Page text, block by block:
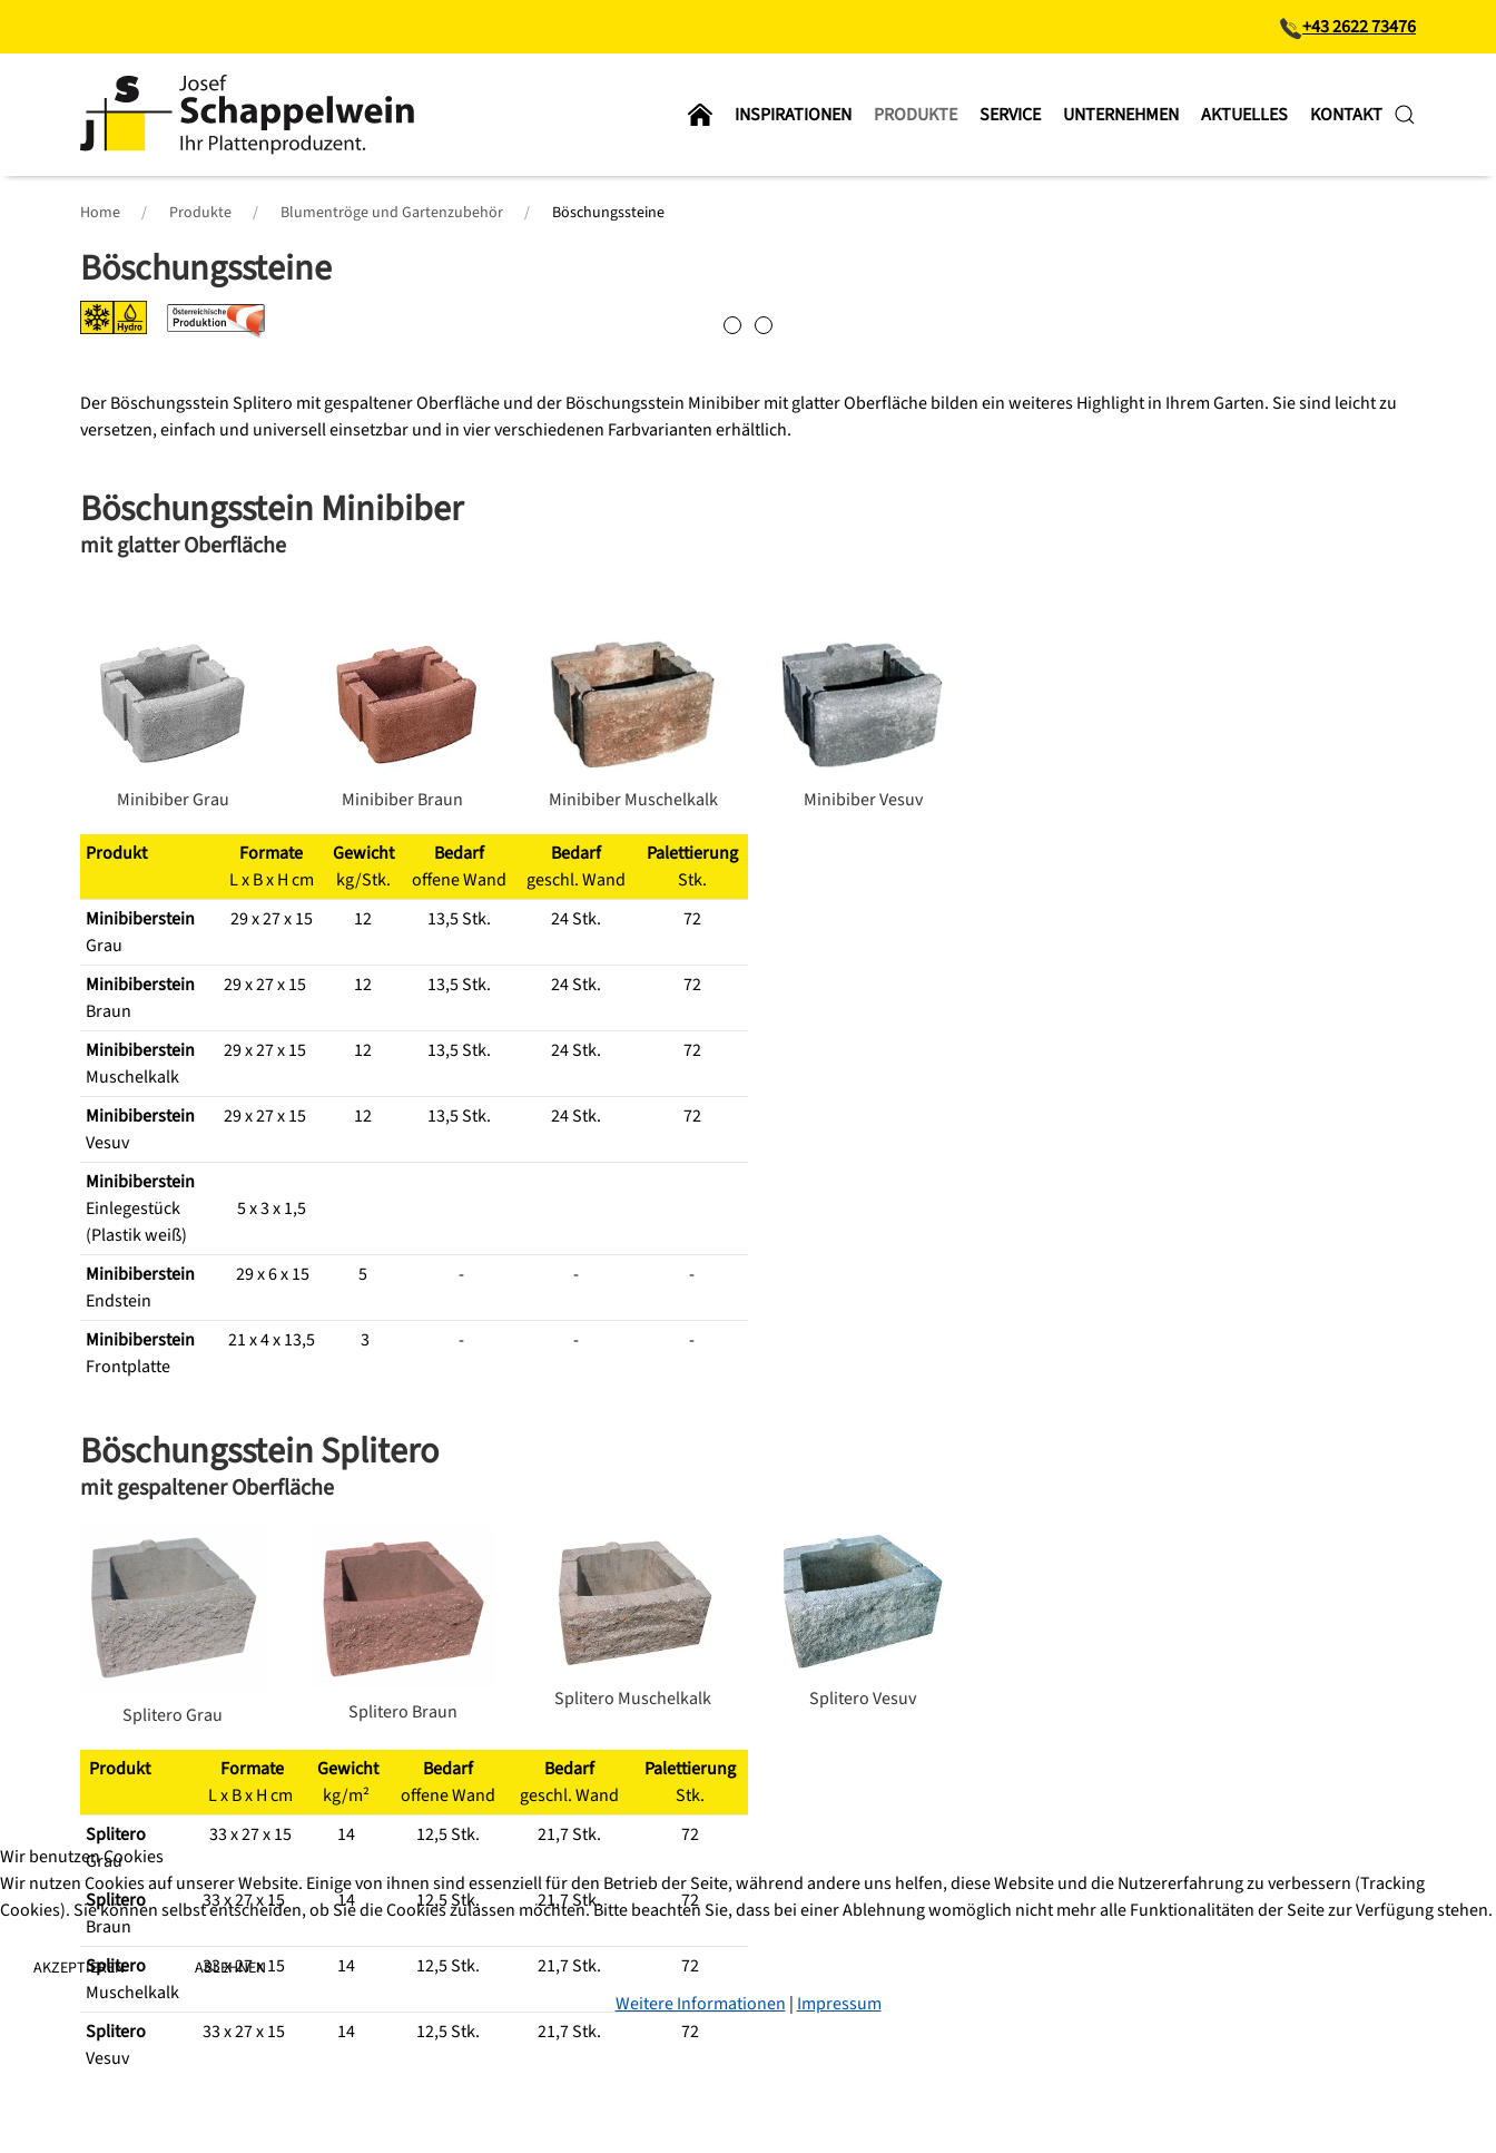
Hauptinhalt
springen
+43 2622 73476
INSPIRATIONEN PRODUKTE SERVICE UNTERNEHMEN AKTUELLES KONTAKT
Home Produkte Blumentröge und Gartenzubehör Böschungssteine
Böschungssteine
Der Böschungsstein Splitero mit gespaltener Oberfläche und der Böschungsstein Minibiber mit glatter Oberfläche bilden ein weiteres Highlight in Ihrem Garten. Sie sind leicht zu
versetzen, einfach und universell einsetzbar und in vier verschiedenen Farbvarianten erhältlich.
Böschungsstein Minibiber
mit glatter Oberfläche
Minibiber Grau Minibiber Braun Minibiber Muschelkalk Minibiber Vesuv
Produkt
Formate
L x B x H cm
Gewicht
kg/Stk.
Bedarf
offene Wand
Bedarf
geschl. Wand
Palettierung
Stk.
Minibiberstein
Grau
29 x 27 x 15 12 13,5 Stk. 24 Stk. 72
Minibiberstein
Braun
29 x 27 x 15 12 13,5 Stk. 24 Stk. 72
Minibiberstein
Muschelkalk
29 x 27 x 15 12 13,5 Stk. 24 Stk. 72
Minibiberstein
Vesuv
29 x 27 x 15 12 13,5 Stk. 24 Stk. 72
Minibiberstein
Einlegestück
(Plastik weiß)
5 x 3 x 1,5
Minibiberstein
Endstein
29 x 6 x 15 5 - - -
Minibiberstein
Frontplatte
21 x 4 x 13,5 3 - - -
Böschungsstein Splitero
mit gespaltener Oberfläche
Splitero Grau Splitero Braun
Splitero Muschelkalk Splitero Vesuv
Produkt
Formate
L x B x H cm
Gewicht
kg/m²
Bedarf
offene Wand
Bedarf
geschl. Wand
Palettierung
Stk.
Splitero
Grau
33 x 27 x 15 14 12,5 Stk. 21,7 Stk. 72
Splitero
Braun
33 x 27 x 15 14 12,5 Stk. 21,7 Stk. 72
Splitero
Muschelkalk
33 x 27 x 15 14 12,5 Stk. 21,7 Stk. 72
Splitero
Vesuv
33 x 27 x 15 14 12,5 Stk. 21,7 Stk. 72
Wir benutzen Cookies
Wir nutzen Cookies auf unserer Website. Einige von ihnen sind essenziell für den Betrieb der Seite, während andere uns helfen, diese Website und die Nutzererfahrung zu verbessern (Tracking
Cookies). Sie können selbst entscheiden, ob Sie die Cookies zulassen möchten. Bitte beachten Sie, dass bei einer Ablehnung womöglich nicht mehr alle Funktionalitäten der Seite zur Verfügung stehen.
AKZEPTIEREN ABLEHNEN
Weitere Informationen | Impressum